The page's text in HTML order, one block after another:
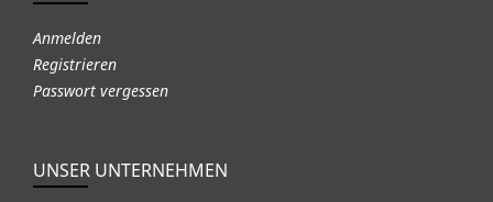
Anmelden
Registrieren
Passwort vergessen
UNSER UNTERNEHMEN